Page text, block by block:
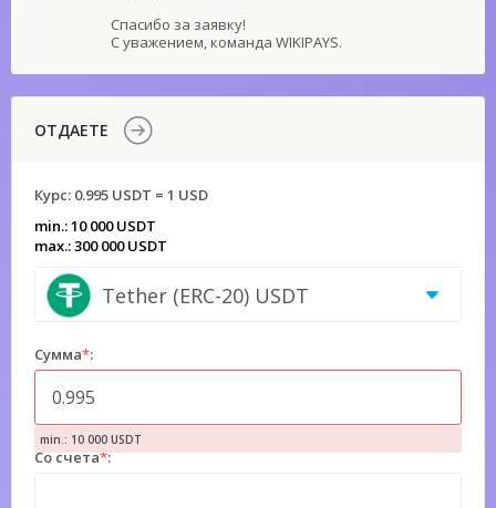
Спасибо за заявку!
С уважением, команда WIKIPAYS.
ОТДАЕТЕ
Курс: 0.995 USDT = 1 USD
min.: 10 000 USDT
max.: 300 000 USDT
Tether (ERC-20) USDT
Сумма*:
min.: 10 000 USDT
Со счета*: